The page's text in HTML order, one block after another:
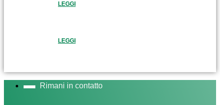
LEGGI
LEGGI
Rimani in contatto